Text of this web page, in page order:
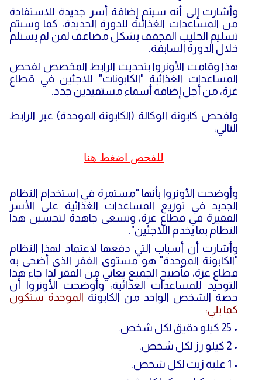
وأشارت إلى أنه سيتم إضافة أسر جديدة للاستفادة
من المساعدات الغذائية للدورة الجديدة، كما وسيتم
تسليم الحليب المجفف بشكل مضاعف لمن لم يستلم
خلال الدورة السابقة.
هذا وقامت الأونروا بتحديث الرابط المخصص لفحص
المساعدات الغذائية "الكابونات" للاجئين في قطاع
غزة، من أجل إضافة أسماء مستفيدين جدد.
ولفحص كابونة الوكالة (الكابونة الموحدة) عبر الرابط
التالي:
للفحص اضغط هنا
وأوضحت الأونروا بأنها "مستمرة في استخدام النظام
الجديد في توزيع المساعدات الغذائية على الأسر
الفقيرة في قطاع غزة، وتسعى جاهدة لتحسين هذا
النظام بما يخدم اللاجئين".
وأشارت أن أسباب التي دفعها لاعتماد لهذا النظام
"الكابونة الموحدة" هو مستوى الفقر الذي أضحى به
قطاع غزة، فأصبح الجميع يعاني من الفقر لذا جاء هذا
التوحيد للمساعدات الغذائية، وأوضحت الأونروا أن
حصة الشخص الواحد من الكابونة الموحدة ستكون
كما يلي:
• 25 كيلو دقيق لكل شخص.
• 2 كيلو رز لكل شخص.
• 1 علبة زيت لكل شخص.